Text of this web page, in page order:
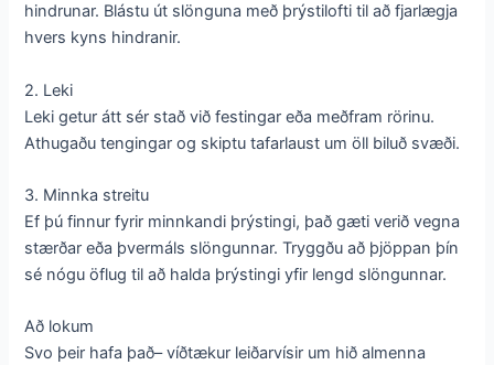
hindrunar. Blástu út slönguna með þrýstilofti til að fjarlægja
hvers kyns hindranir.
2. Leki
Leki getur átt sér stað við festingar eða meðfram rörinu.
Athugaðu tengingar og skiptu tafarlaust um öll biluð svæði.
3. Minnka streitu
Ef þú finnur fyrir minnkandi þrýstingi, það gæti verið vegna
stærðar eða þvermáls slöngunnar. Tryggðu að þjöppan þín
sé nógu öflug til að halda þrýstingi yfir lengd slöngunnar.
Að lokum
Svo þeir hafa það– víðtækur leiðarvísir um hið almenna